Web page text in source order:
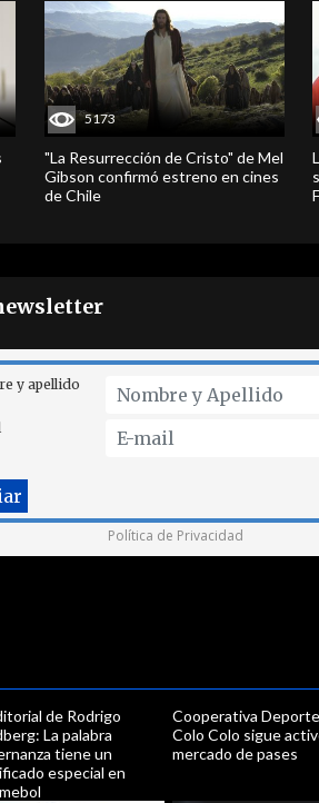
5173
"La Resurrección de Cristo" de Mel
Gibson confirmó estreno en cines
de Chile
y apellido
Política de Privacidad
de Rodrigo
La palabra
tiene un
especial en
Cooperativa
Colo Colo sigue
mercado de pases